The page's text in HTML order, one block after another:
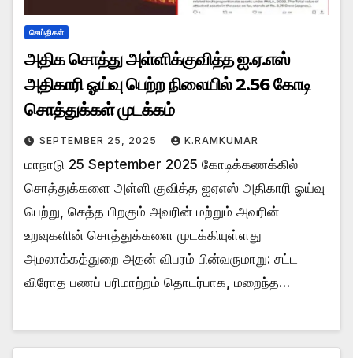
செய்திகள்
அதிக சொத்து அள்ளிக்குவித்த ஐ.ஏ.எஸ்
அதிகாரி ஓய்வு பெற்ற நிலையில் 2.56 கோடி
சொத்துக்கள் முடக்கம்
SEPTEMBER 25, 2025 K.RAMKUMAR
மாநாடு 25 September 2025 கோடிக்கணக்கில்
சொத்துக்களை அள்ளி குவித்த ஐஏஎஸ் அதிகாரி ஓய்வு
பெற்று, செத்த பிறகும் அவரின் மற்றும் அவரின்
உறவுகளின் சொத்துக்களை முடக்கியுள்ளது
அமலாக்கத்துறை அதன் விபரம் பின்வருமாறு: சட்ட
விரோத பணப் பரிமாற்றம் தொடர்பாக, மறைந்த…